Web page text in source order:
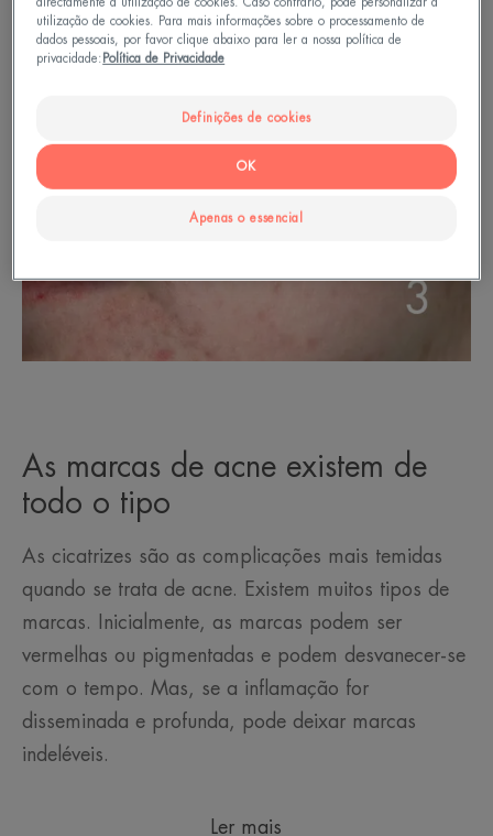
As marcas de acne existem de
todo o tipo
As cicatrizes são as complicações mais temidas
quando se trata de acne. Existem muitos tipos de
marcas. Inicialmente, as marcas podem ser
vermelhas ou pigmentadas e podem desvanecer-se
com o tempo. Mas, se a inflamação for
disseminada e profunda, pode deixar marcas
indeléveis.
Ler mais
directamente a utilização de cookies. Caso contrário, pode personalizar a
utilização de cookies. Para mais informações sobre o processamento de
dados pessoais, por favor clique abaixo para ler a nossa política de
privacidade: Política de Privacidade
Definições de cookies
Apenas o essencial
OK